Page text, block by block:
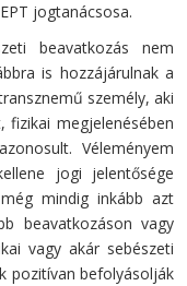
jogtanácsosa.
beavatkozás nem
is hozzájárulnak a
személy, aki
megjelenésében
Véleményem
jogi jelentősége
mindig inkább azt
beavatkozáson vagy
vagy akár sebészeti
pozitívan befolyásolják